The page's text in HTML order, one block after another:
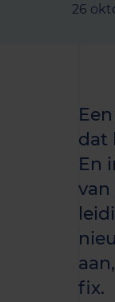
26
dat
En
van
fix.